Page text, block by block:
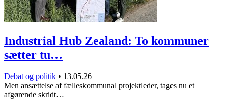
Industrial Hub Zealand: To kommuner
sætter tu…
Debat og politik • 13.05.26
Men ansættelse af fælleskommunal projektleder, tages nu et
afgørende skridt…